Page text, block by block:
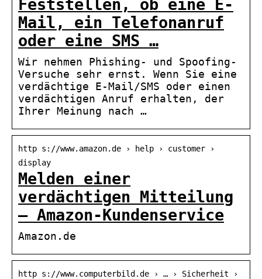
Feststellen, ob eine E-
Mail, ein Telefonanruf
oder eine SMS …
Wir nehmen Phishing- und Spoofing-
Versuche sehr ernst. Wenn Sie eine
verdächtige E-Mail/SMS oder einen
verdächtigen Anruf erhalten, der
Ihrer Meinung nach …
http s://www.amazon.de › help › customer ›
display
Melden einer
verdächtigen Mitteilung
– Amazon-Kundenservice
Amazon.de
http s://www.computerbild.de › … › Sicherheit ›